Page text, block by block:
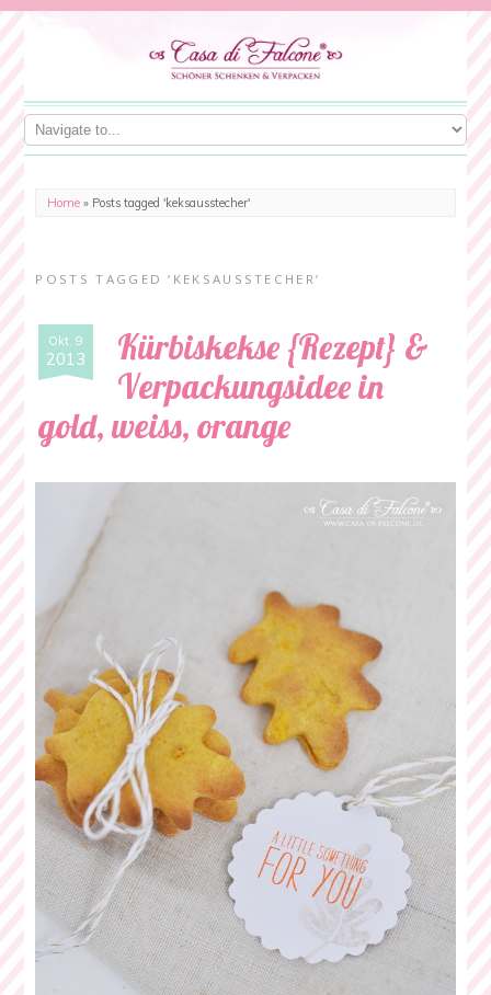
Home » Posts tagged 'keksausstecher'
POSTS TAGGED ‘KEKSAUSSTECHER’
Okt. 9
2013
Kürbiskekse {Rezept} &
Verpackungsidee in
gold, weiss, orange